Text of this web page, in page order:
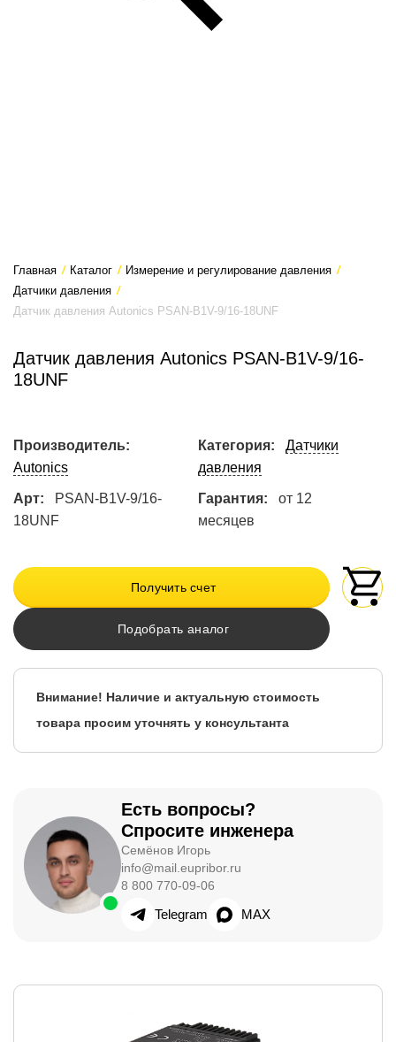
Главная / Каталог / Измерение и регулирование давления /
Датчики давления /
Датчик давления Autonics PSAN-B1V-9/16-18UNF
Датчик давления Autonics PSAN-B1V-9/16-
18UNF
Производитель:
Autonics
Категория:
Датчики
давления
Арт:
PSAN-B1V-9/16-
18UNF
Гарантия:
от 12
месяцев
Получить счет
Подобрать аналог
Внимание! Наличие и актуальную стоимость
товара просим уточнять у консультанта
Есть вопросы?
Спросите инженера
Семёнов Игорь
info@mail.eupribor.ru
8 800 770-09-06
Telegram MAX